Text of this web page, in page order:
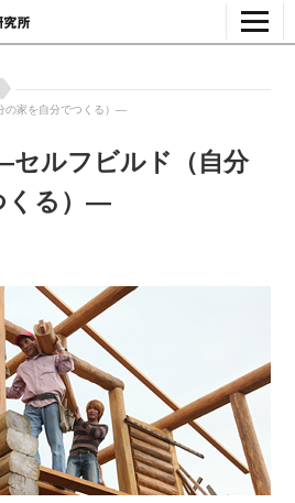
の家を自分でつくる）―
セルフビルド（自分
くる）―